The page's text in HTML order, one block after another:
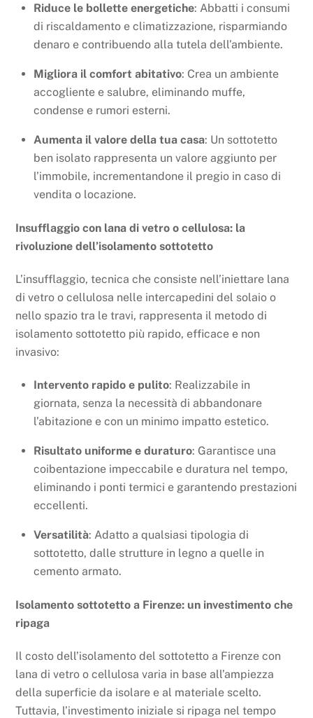
Riduce le bollette energetiche: Abbatti i consumi
di riscaldamento e climatizzazione, risparmiando
denaro e contribuendo alla tutela dell’ambiente.
Migliora il comfort abitativo: Crea un ambiente
accogliente e salubre, eliminando muffe,
condense e rumori esterni.
Aumenta il valore della tua casa: Un sottotetto
ben isolato rappresenta un valore aggiunto per
l’immobile, incrementandone il pregio in caso di
vendita o locazione.
Insufflaggio con lana di vetro o cellulosa: la
rivoluzione dell’isolamento sottotetto
L’insufflaggio, tecnica che consiste nell’iniettare lana
di vetro o cellulosa nelle intercapedini del solaio o
nello spazio tra le travi, rappresenta il metodo di
isolamento sottotetto più rapido, efficace e non
invasivo:
Intervento rapido e pulito: Realizzabile in
giornata, senza la necessità di abbandonare
l’abitazione e con un minimo impatto estetico.
Risultato uniforme e duraturo: Garantisce una
coibentazione impeccabile e duratura nel tempo,
eliminando i ponti termici e garantendo prestazioni
eccellenti.
Versatilità: Adatto a qualsiasi tipologia di
sottotetto, dalle strutture in legno a quelle in
cemento armato.
Isolamento sottotetto a Firenze: un investimento che
ripaga
Il costo dell’isolamento del sottotetto a Firenze con
lana di vetro o cellulosa varia in base all’ampiezza
della superficie da isolare e al materiale scelto.
Tuttavia, l’investimento iniziale si ripaga nel tempo